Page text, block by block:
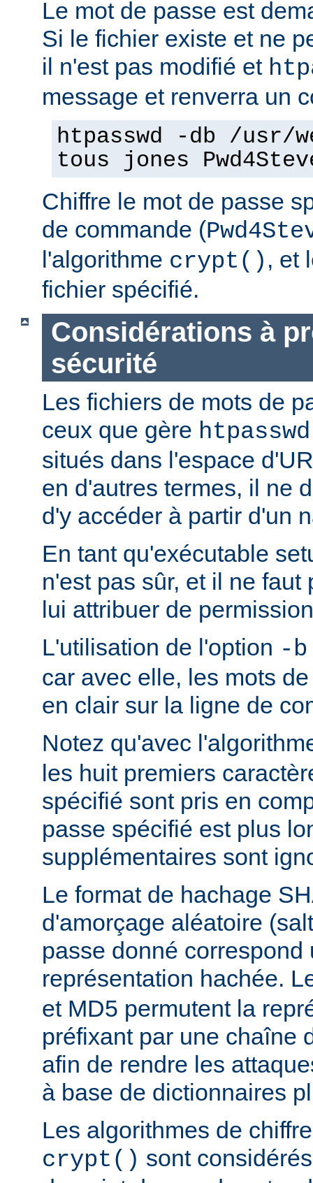
Le mot de passe est
Si le fichier existe et ne
il n'est pas modifié et
message et renverra un
htpasswd -db /usr/
tous jones
Chiffre le mot de passe
de commande (
l'algorithme crypt() , et
fichier spécifié.
Considérations à
sécurité
Les fichiers de mots de
ceux que gère htpasswd
situés dans l'espace
en d'autres termes, il ne
d'y accéder à partir d'un
En tant qu'exécutable
n'est pas sûr, et il ne
lui attribuer de
L'utilisation de l'option -b
car avec elle, les mots
en clair sur la ligne de
Notez qu'avec
les huit premiers
spécifié sont pris en
passe spécifié est plus
supplémentaires sont
Le format de hachage
d'amorçage aléatoire
passe donné correspond
représentation hachée.
et MD5 permutent la
préfixant par une chaîne
afin de rendre les
à base de dictionnaires
Les algorithmes de
crypt() sont